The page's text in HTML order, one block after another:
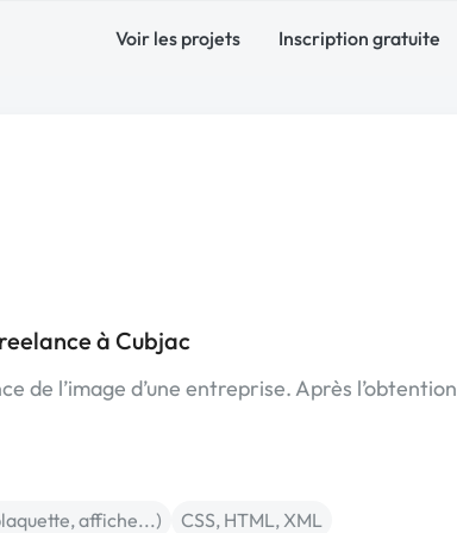
Voir les projets Inscription gratuite
à Cubjac
de l’image d’une entreprise. Après l’obtention
affiche...)
CSS, HTML, XML